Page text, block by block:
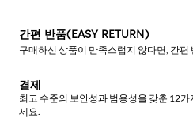
간편 반품(EASY RETURN)
구매하신 상품이 만족스럽지 않다면, 간편
결제
최고 수준의 보안성과 범용성을 갖춘 12
세요.